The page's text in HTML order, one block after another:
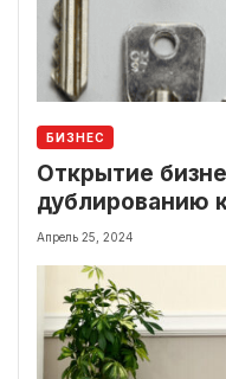
БИЗНЕС
Открытие
дублированию
Апрель 25, 2024